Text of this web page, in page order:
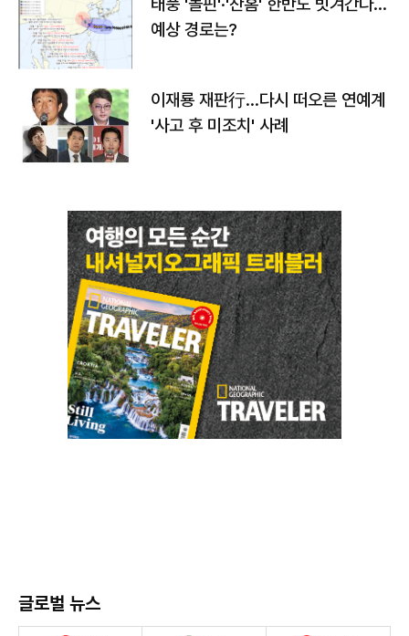
예상 경로는?
이재룡 재판行…다시 떠오른 연예계
'사고 후 미조치' 사례
글로벌 뉴스